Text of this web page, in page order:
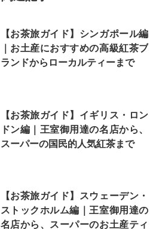
【お茶旅ガイド】シンガポール編
｜お土産におすすめの高級紅茶ブ
ランドからローカルティーまで
【お茶旅ガイド】イギリス・ロン
ドン編｜王室御用達の名店から、
スーパーの国民的人気紅茶まで
【お茶旅ガイド】スウェーデン・
ストックホルム編｜王室御用達の
名店から、スーパーのお土産ティ